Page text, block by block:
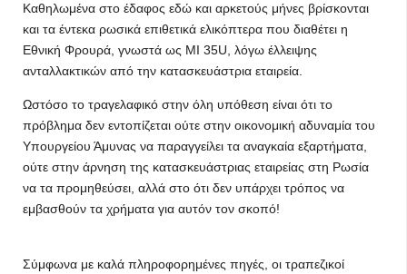
Καθηλωμένα στο έδαφος εδώ και αρκετούς μήνες βρίσκονται
και τα έντεκα ρωσικά επιθετικά ελικόπτερα που διαθέτει η
Εθνική Φρουρά, γνωστά ως MI 35U, λόγω έλλειψης
ανταλλακτικών από την κατασκευάστρια εταιρεία.
Ωστόσο το τραγελαφικό στην όλη υπόθεση είναι ότι το
πρόβλημα δεν εντοπίζεται ούτε στην οικονομική αδυναμία του
Υπουργείου Άμυνας να παραγγείλει τα αναγκαία εξαρτήματα,
ούτε στην άρνηση της κατασκευάστριας εταιρείας στη Ρωσία
να τα προμηθεύσει, αλλά στο ότι δεν υπάρχει τρόπος να
εμβασθούν τα χρήματα για αυτόν τον σκοπό!
Σύμφωνα με καλά πληροφορημένες πηγές, οι τραπεζικοί